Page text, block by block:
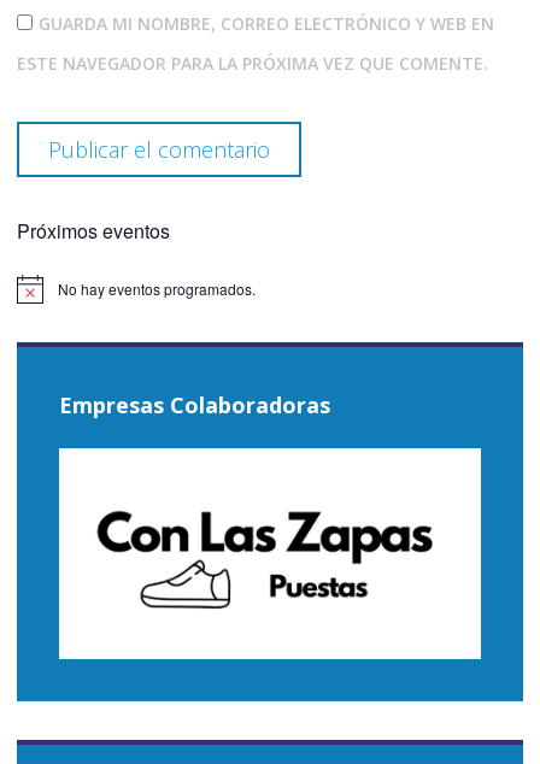
GUARDA MI NOMBRE, CORREO ELECTRÓNICO Y WEB EN
ESTE NAVEGADOR PARA LA PRÓXIMA VEZ QUE COMENTE.
Próximos eventos
Aviso No hay eventos programados.
Empresas Colaboradoras